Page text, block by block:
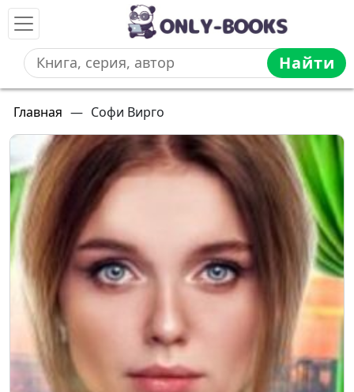
Найти
Главная — Софи Вирго